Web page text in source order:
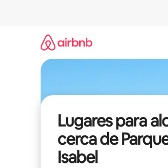
Lugares para
cerca de
Isabel